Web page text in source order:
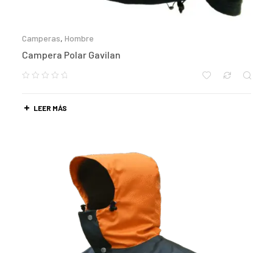
Camperas, Hombre
Campera Polar Gavilan
LEER MÁS